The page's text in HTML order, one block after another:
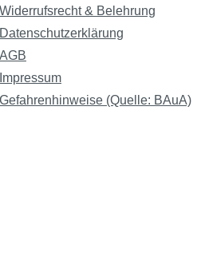
Widerrufsrecht & Belehrung
Datenschutzerklärung
AGB
Impressum
Gefahrenhinweise (Quelle: BAuA)